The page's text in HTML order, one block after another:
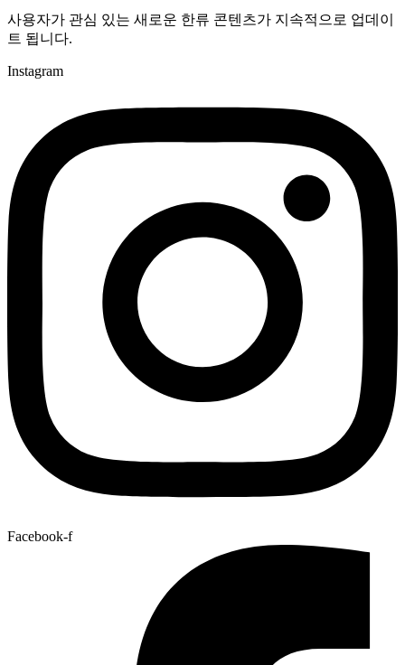
사용자가 관심 있는 새로운 한류 콘텐츠가 지속적으로 업데이
트 됩니다.
Instagram
Facebook-f